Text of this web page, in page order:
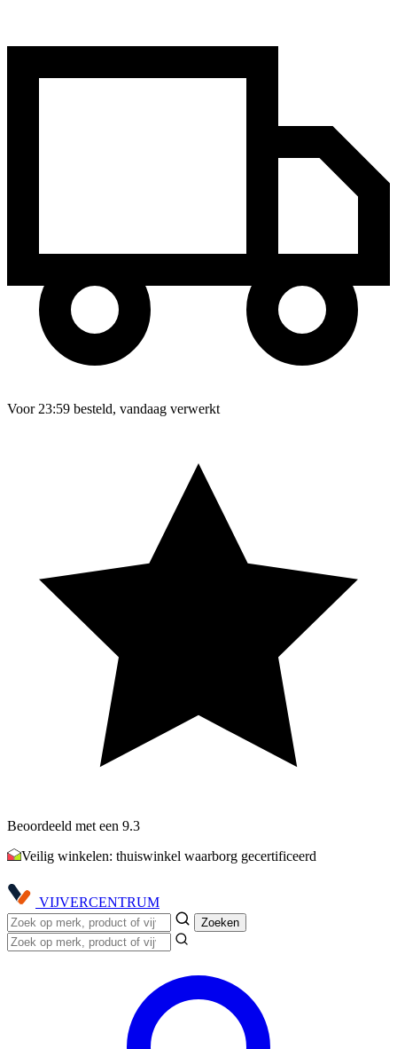
Voor 23:59 besteld, vandaag verwerkt
Beoordeeld met een 9.3
Veilig winkelen: thuiswinkel waarborg gecertificeerd
VIJVERCENTRUM
Zoeken